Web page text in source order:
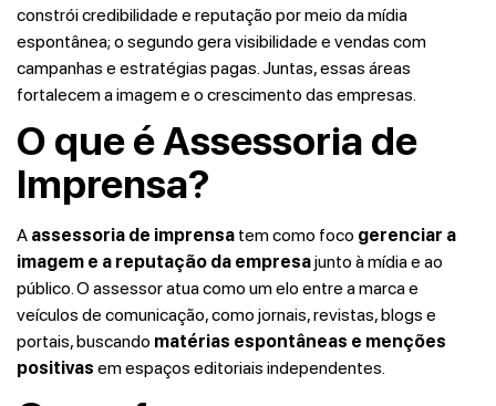
constrói credibilidade e reputação por meio da mídia
espontânea; o segundo gera visibilidade e vendas com
campanhas e estratégias pagas. Juntas, essas áreas
fortalecem a imagem e o crescimento das empresas.
O que é Assessoria de
Imprensa?
A assessoria de imprensa tem como foco gerenciar a
imagem e a reputação da empresajunto à mídia e ao
público. O assessor atua como um elo entre a marca e
veículos de comunicação, como jornais, revistas, blogs e
portais, buscando matérias espontâneas e menções
positivas em espaços editoriais independentes.